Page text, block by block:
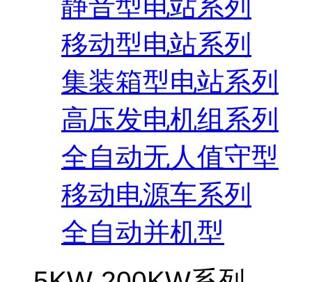
静音型电站系列
移动型电站系列
集装箱型电站系列
高压发电机组系列
全自动无人值守型
移动电源车系列
全自动并机型